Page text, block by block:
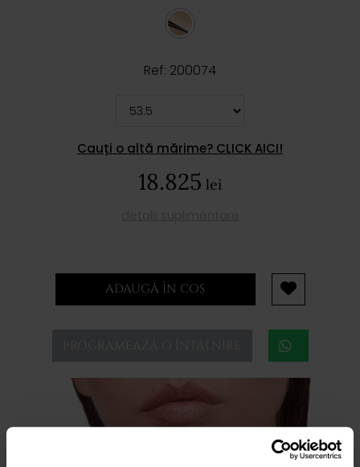
Ref: 200074
Cauți o altă mărime? CLICK AICI!
18.825 lei
ADAUGĂ ÎN COȘ